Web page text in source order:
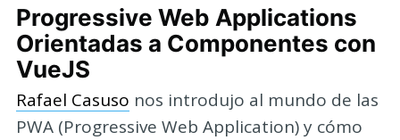
Progressive Web Applications
Orientadas a Componentes con
VueJS
Rafael Casuso nos introdujo al mundo de las
PWA (Progressive Web Application) y cómo